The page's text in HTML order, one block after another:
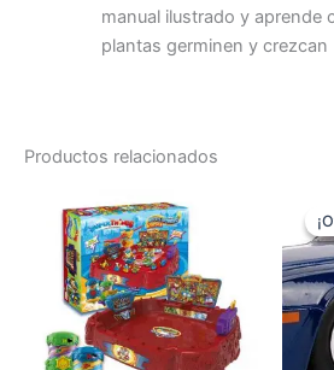
manual ilustrado y aprende
plantas germinen y crezcan
Productos relacionados